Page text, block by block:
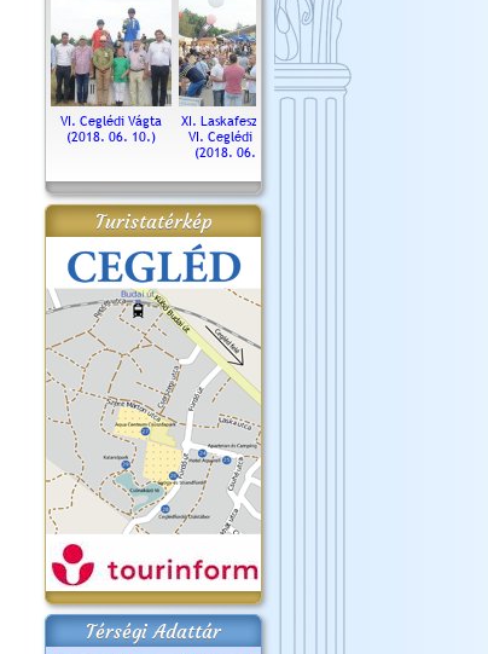
VI. Ceglédi Vágta
(2018. 06. 10.)
XI. Laskafesztivál és
VI. Ceglédi Vágta
(2018. 06. 10.)
Turistatérkép
Térségi Adattár